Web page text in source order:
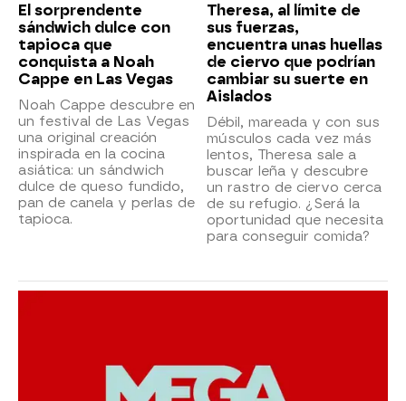
El sorprendente
sándwich dulce con
tapioca que
conquista a Noah
Cappe en Las Vegas
Noah Cappe descubre en
un festival de Las Vegas
una original creación
inspirada en la cocina
asiática: un sándwich
dulce de queso fundido,
pan de canela y perlas de
tapioca.
Theresa, al límite de
sus fuerzas,
encuentra unas huellas
de ciervo que podrían
cambiar su suerte en
Aislados
Débil, mareada y con sus
músculos cada vez más
lentos, Theresa sale a
buscar leña y descubre
un rastro de ciervo cerca
de su refugio. ¿Será la
oportunidad que necesita
para conseguir comida?